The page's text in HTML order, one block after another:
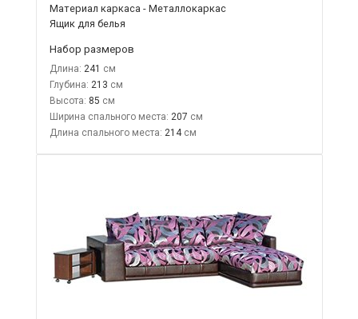
Материал каркаса - Металлокаркас
Ящик для белья
Набор размеров
Длина: 241
Глубина: 213
Высота: 85
Ширина спального места: 207
Длина спального места: 214